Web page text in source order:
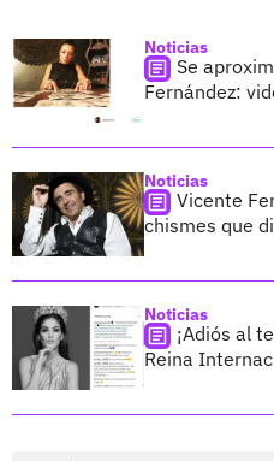
Noticias
Se
Fernández:
Noticias
Vicente
chismes que
Noticias
¡Adiós al
Reina